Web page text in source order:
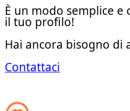
È un modo semplice
il tuo profilo!
Hai ancora bisogno di
Contattaci